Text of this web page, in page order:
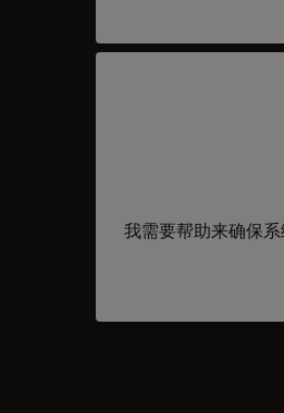
我需要帮助来确保